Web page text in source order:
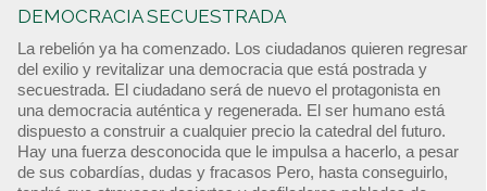
DEMOCRACIA SECUESTRADA
La rebelión ya ha comenzado. Los ciudadanos quieren regresar
del exilio y revitalizar una democracia que está postrada y
secuestrada. El ciudadano será de nuevo el protagonista en
una democracia auténtica y regenerada. El ser humano está
dispuesto a construir a cualquier precio la catedral del futuro.
Hay una fuerza desconocida que le impulsa a hacerlo, a pesar
de sus cobardías, dudas y fracasos Pero, hasta conseguirlo,